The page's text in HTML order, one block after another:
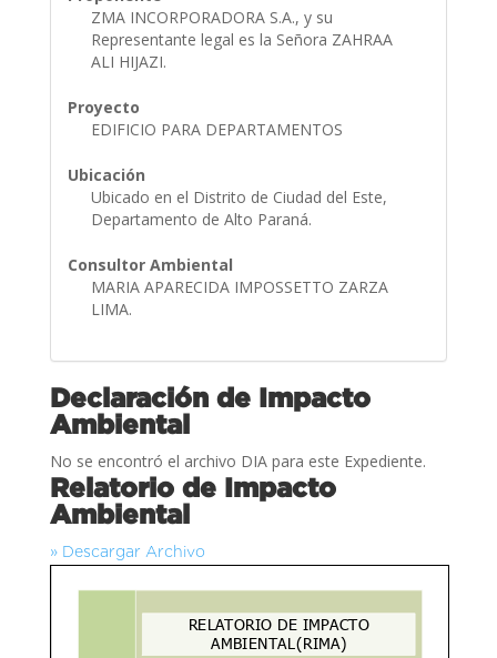
ZMA INCORPORADORA S.A., y su
Representante legal es la Señora ZAHRAA
ALI HIJAZI.
Proyecto
EDIFICIO PARA DEPARTAMENTOS
Ubicación
Ubicado en el Distrito de Ciudad del Este,
Departamento de Alto Paraná.
Consultor Ambiental
MARIA APARECIDA IMPOSSETTO ZARZA
LIMA.
Declaración de Impacto
Ambiental
No se encontró el archivo DIA para este Expediente.
Relatorio de Impacto
Ambiental
» Descargar Archivo